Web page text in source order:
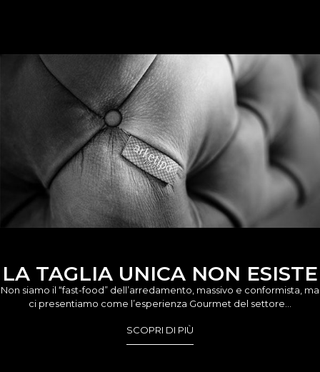
LA TAGLIA UNICA NON ESISTE
Non siamo il “fast-food” dell’arredamento, massivo e conformista, ma
ci presentiamo come l’esperienza Gourmet del settore…
SCOPRI DI PIÙ